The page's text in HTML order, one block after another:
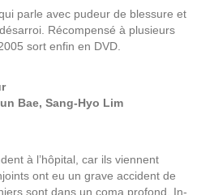
parle avec pudeur de blessure et
Récompensé à plusieurs
sort enfin en DVD.
Bae, Sang-Hyo Lim
à l’hôpital, car ils viennent
ont eu un grave accident de
sont dans un coma profond, In-